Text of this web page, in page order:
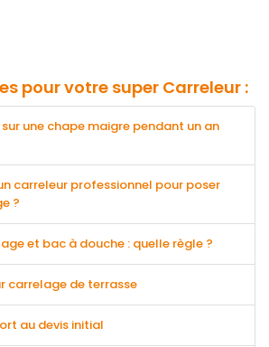
pour votre super Carreleur :
une chape maigre pendant un an
carreleur professionnel pour poser
?
et bac à douche : quelle règle ?
carrelage de terrasse
au devis initial